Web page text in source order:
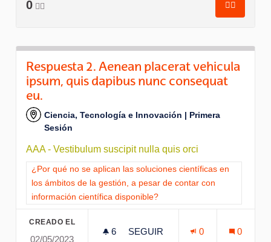
0 👍🏽
👍🏽
Respuesta 2. Aenean placerat vehicula
ipsum, quis dapibus nunc consequat
eu.
Ciencia, Tecnología e Innovación | Primera
Sesión
AAA - Vestibulum suscipit nulla quis orci
Resultados al filtrar por la categoría: ¿Por qué no se aplican
¿Por qué no se aplican las soluciones científicas en
los ámbitos de la gestión, a pesar de contar con
información científica disponible?
CREADO EL
02/05/2023
6 6 SEGUIDORAS
SEGUIR
0 0